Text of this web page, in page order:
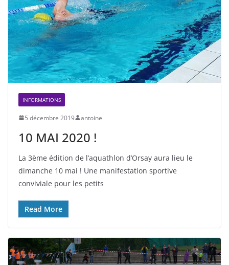
INFORMATIONS
5 décembre 2019 antoine
10 MAI 2020 !
La 3ème édition de l’aquathlon d’Orsay aura lieu le
dimanche 10 mai ! Une manifestation sportive
conviviale pour les petits
Read More